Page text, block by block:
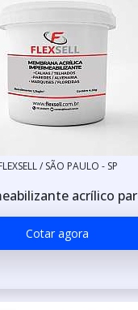
/ SÃO PAULO - SP
acrílico
Cotar agora